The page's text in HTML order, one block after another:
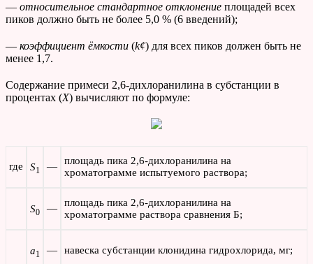
— относительное стандартное отклонение площадей всех
пиков должно быть не более 5,0 % (6 введений);
— коэффициент ёмкости (k¢) для всех пиков должен быть не
менее 1,7.
Содержание примеси 2,6-дихлоранилина в субстанции в
процентах (Х) вычисляют по формуле:
где S1 —
площадь пика 2,6-дихлоранилина на
хроматограмме испытуемого раствора;
S0 —
площадь пика 2,6-дихлоранилина на
хроматограмме раствора сравнения Б;
а1 — навеска субстанции клонидина гидрохлорида, мг;